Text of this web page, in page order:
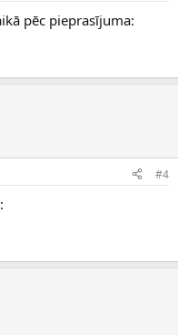
pēc pieprasījuma:
#4